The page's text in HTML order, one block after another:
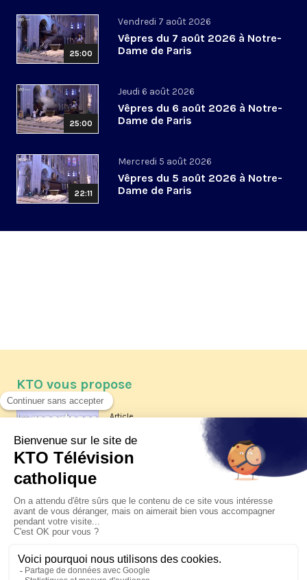
25:00
Vendredi 7 août 2026
Vêpres du 7 août 2026 à Notre-
Dame de Paris
25:00
Jeudi 6 août 2026
Vêpres du 6 août 2026 à Notre-
Dame de Paris
22:11
Mercredi 5 août 2026
Vêpres du 5 août 2026 à Notre-
Dame de Paris
KTO vous propose
Article
Les reportages d'été 2026 de KTO
La visite pastorale du pape Léon
XIV à Assise à suivre sur KTO le
jeudi 6 août
Le pape en Uruguay, Argentine et
Pérou du 6 au 17 novembre 2026